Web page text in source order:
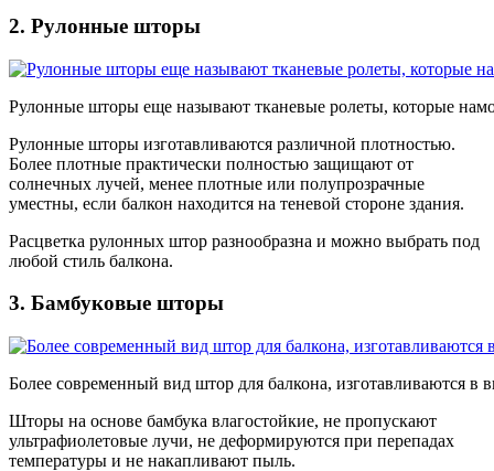
2. Рулонные шторы
Рулонные шторы еще называют тканевые ролеты, которые
Рулонные шторы изготавливаются различной плотностью.
Более плотные практически полностью защищают от
солнечных лучей, менее плотные или полупрозрачные
уместны, если балкон находится на теневой стороне здания.
Расцветка рулонных штор разнообразна и можно выбрать под
любой стиль балкона.
3. Бамбуковые шторы
Более современный вид штор для балкона, изготавливаются
Шторы на основе бамбука влагостойкие, не пропускают
ультрафиолетовые лучи, не деформируются при перепадах
температуры и не накапливают пыль.